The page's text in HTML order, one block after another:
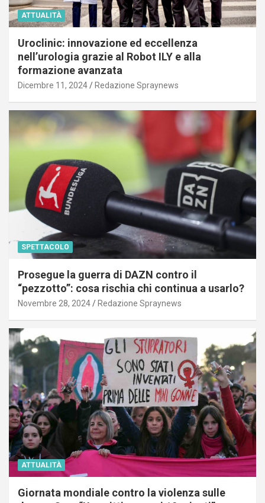
ATTUALITÀ
Uroclinic: innovazione ed eccellenza
nell’urologia grazie al Robot ILY e alla
formazione avanzata
Dicembre 11, 2024 Redazione Spraynews
SPETTACOLO
Prosegue la guerra di DAZN contro il
“pezzotto”: cosa rischia chi continua a usarlo?
Novembre 28, 2024 Redazione Spraynews
ATTUALITÀ
Giornata mondiale contro la violenza sulle